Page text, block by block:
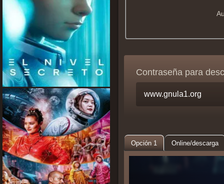
Contraseña para
Opción 1 Online/descarga